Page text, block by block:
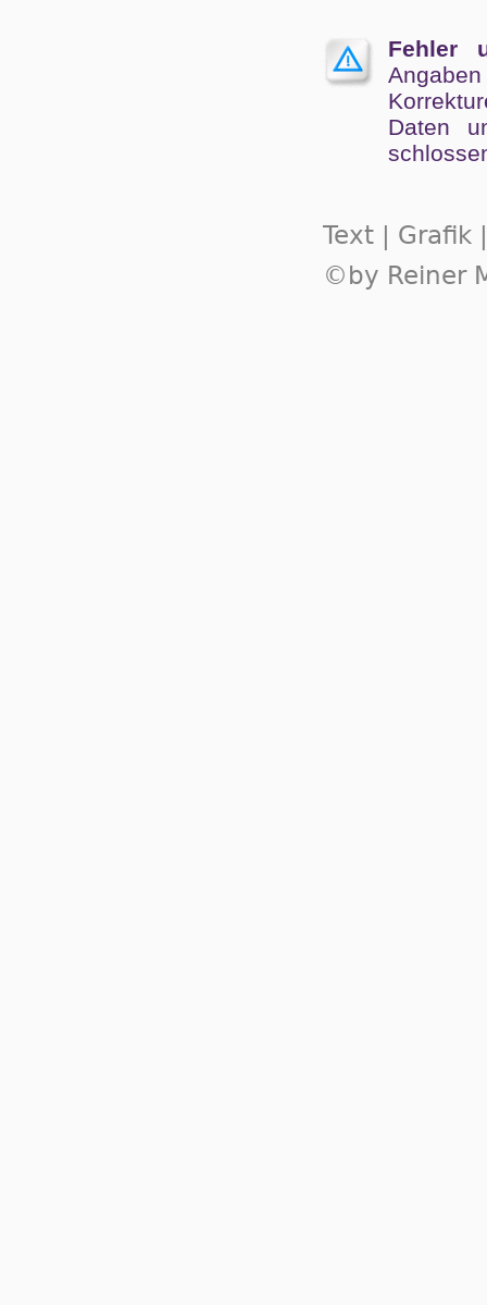
Fehler
Angaben
Da­ten
Text | Grafik
©by Reiner